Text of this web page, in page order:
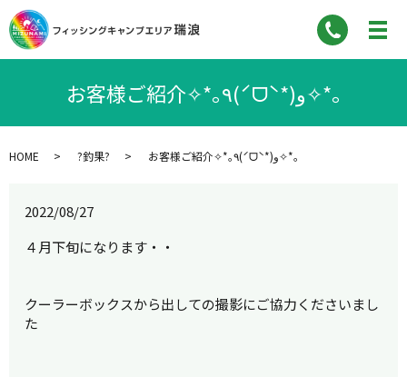
お客様ご紹介✧*｡٩(ˊᗜˋ*)و✧*｡
HOME ?釣果? お客様ご紹介✧*｡٩(ˊᗜˋ*)و✧*｡
2022/08/27
４月下旬になります・・
クーラーボックスから出しての撮影にご協力くださいまし
た